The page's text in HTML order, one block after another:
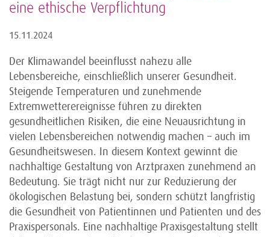
eine ethische Verpflichtung
15.11.2024
Der Klimawandel beeinflusst nahezu alle
Lebensbereiche, einschließlich unserer Gesundheit.
Steigende Temperaturen und zunehmende
Extremwetterereignisse führen zu direkten
gesundheitlichen Risiken, die eine Neuausrichtung in
vielen Lebensbereichen notwendig machen – auch im
Gesundheitswesen. In diesem Kontext gewinnt die
nachhaltige Gestaltung von Arztpraxen zunehmend an
Bedeutung. Sie trägt nicht nur zur Reduzierung der
ökologischen Belastung bei, sondern schützt langfristig
die Gesundheit von Patientinnen und Patienten und des
Praxispersonals. Eine nachhaltige Praxisgestaltung stellt